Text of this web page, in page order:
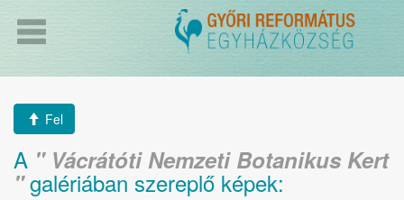
Fel
A Vácrátóti Nemzeti Botanikus Kert
galériában szereplő képek: